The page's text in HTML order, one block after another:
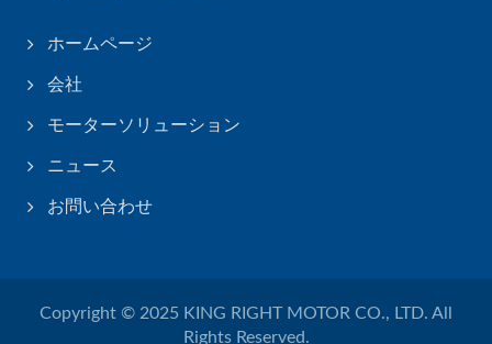
ホームページ
会社
モーターソリューション
ニュース
お問い合わせ
Copyright © 2025 KING RIGHT MOTOR CO., LTD. All
Rights Reserved.